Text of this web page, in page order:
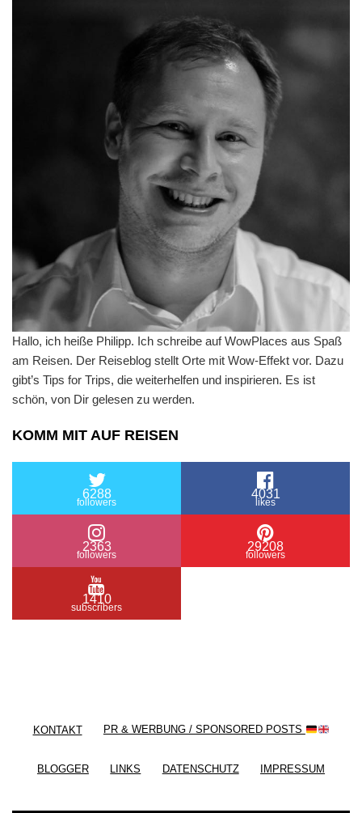
Hallo, ich heiße Philipp. Ich schreibe auf WowPlaces aus Spaß
am Reisen. Der Reiseblog stellt Orte mit Wow-Effekt vor. Dazu
gibt’s Tips for Trips, die weiterhelfen und inspirieren. Es ist
schön, von Dir gelesen zu werden.
KOMM MIT AUF REISEN
6288
followers
4031
likes
2363
followers
29208
followers
1410
subscribers
KONTAKT PR & WERBUNG / SPONSORED POSTS
BLOGGER LINKS DATENSCHUTZ IMPRESSUM